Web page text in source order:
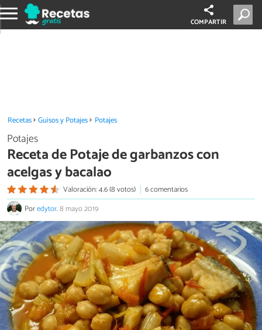
COMPARTIR
Recetas Guisos y Potajes Potajes
Potajes
Receta de Potaje de garbanzos con
acelgas y bacalao
Valoración: 4.6 (8 votos)
6 comentarios
Poredytor.8 mayo 2019